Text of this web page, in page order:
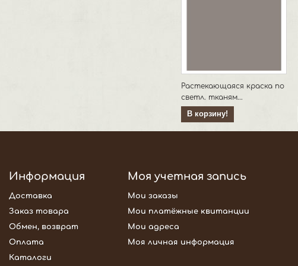
Растекающаяся краска по
светл. тканям...
В корзину!
Информация
Доставка
Заказ товара
Обмен, возврат
Оплата
Каталоги
Моя учетная запись
Мои заказы
Мои платёжные квитанции
Мои адреса
Моя личная информация